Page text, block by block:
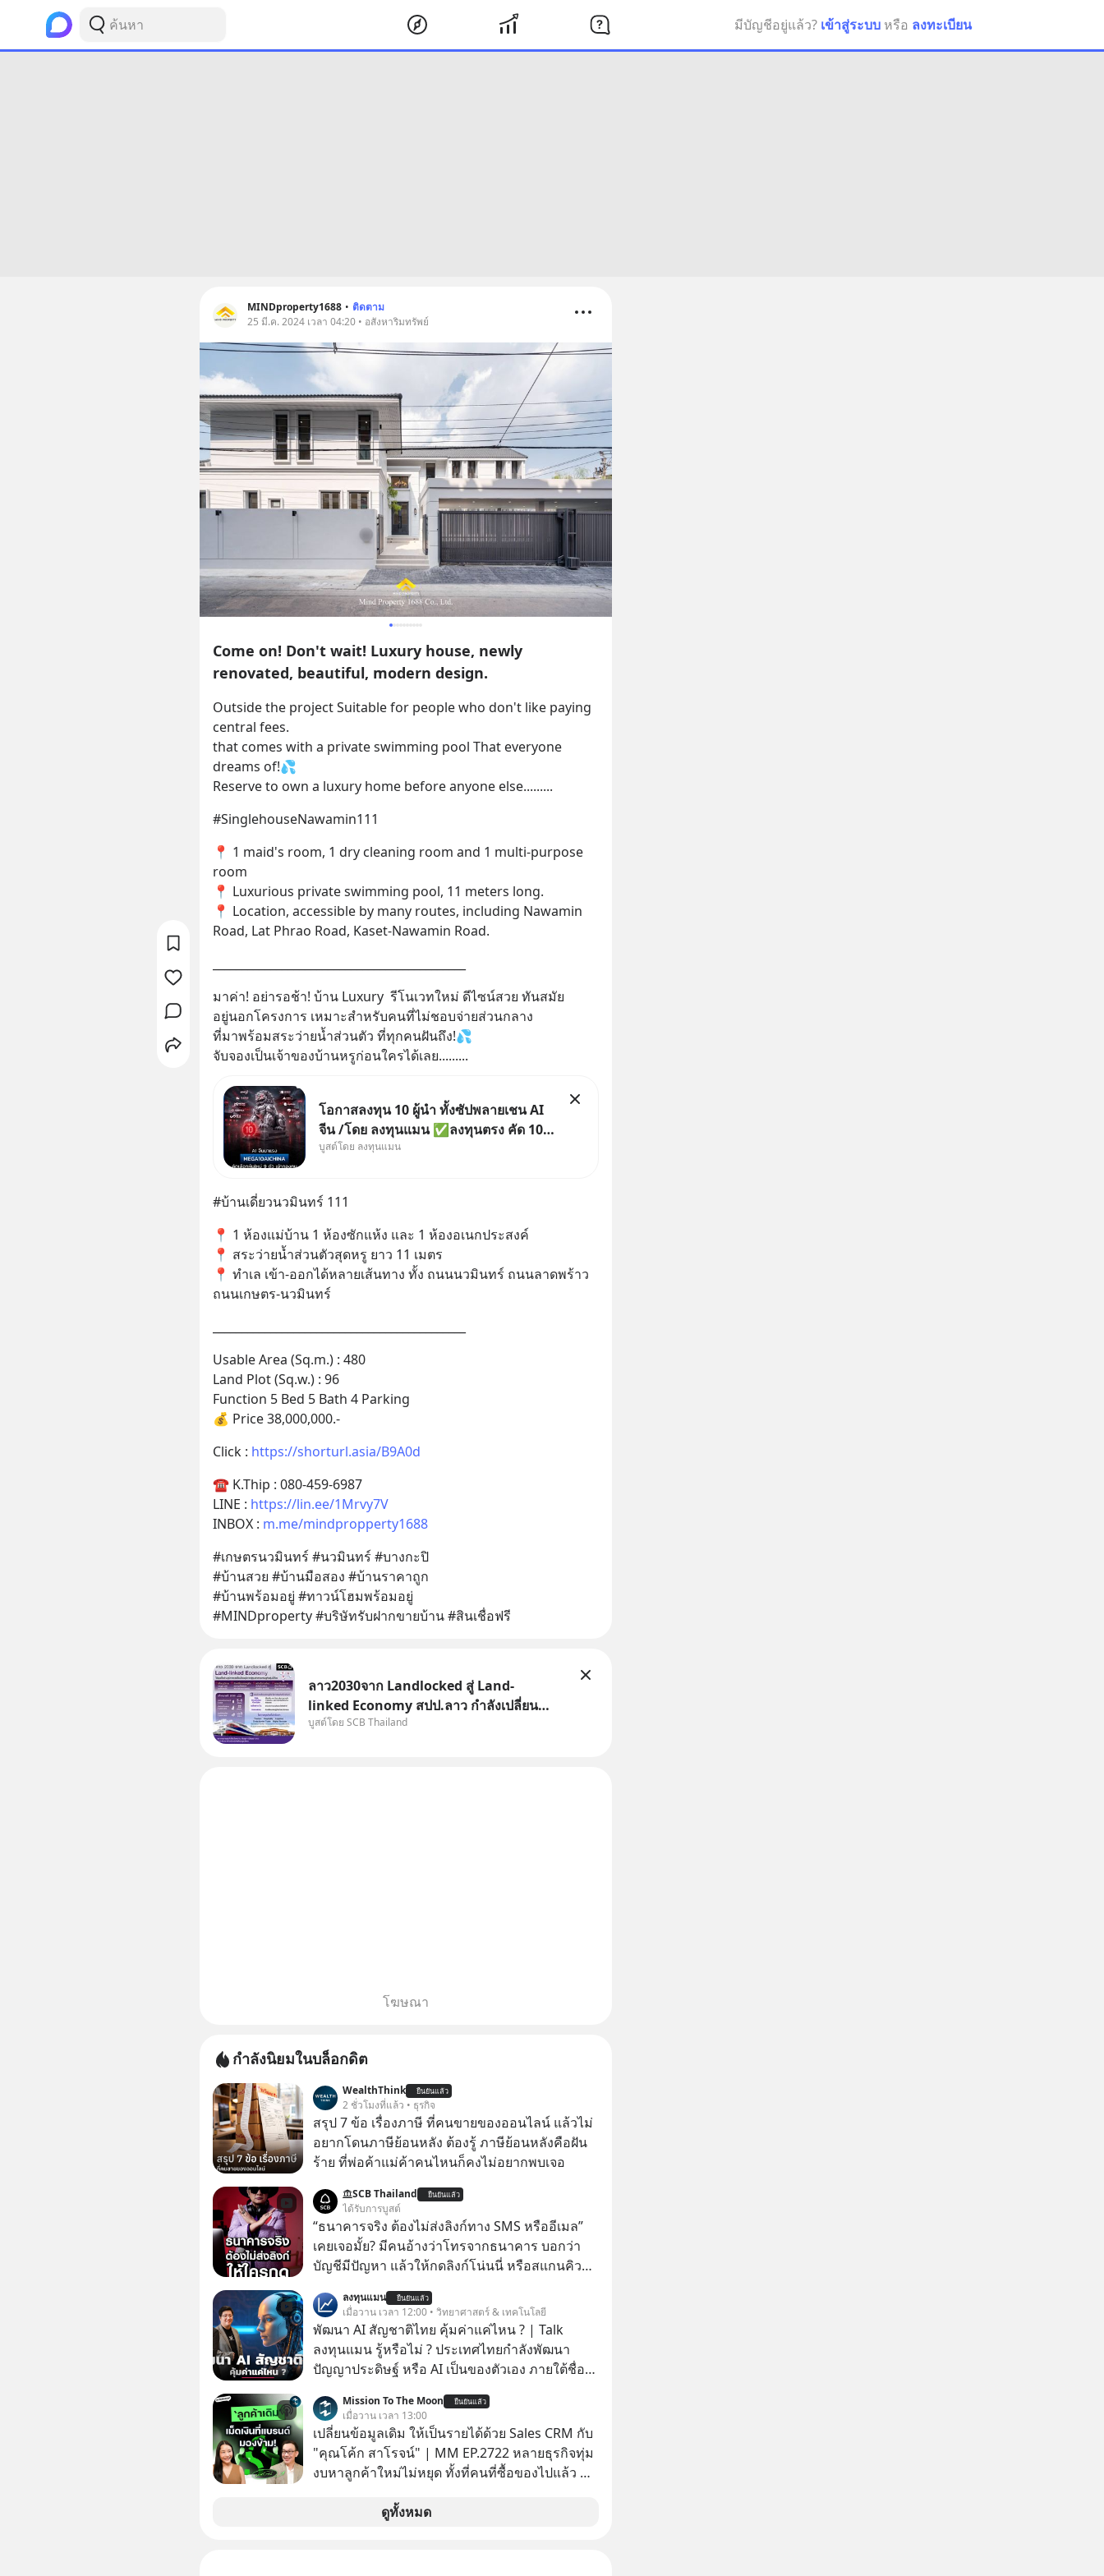
มีบัญชีอยู่แล้ว? เข้าสู่ระบบ หรือ ลงทะเบียน
MINDproperty1688 • ติดตาม
25 มี.ค. 2024 เวลา 04:20 • อสังหาริมทรัพย์
Come on! Don't wait! Luxury house, newly
renovated, beautiful, modern design.
Outside the project Suitable for people who don't like paying
central fees.
that comes with a private swimming pool That everyone
dreams of!💦
Reserve to own a luxury home before anyone else.........
#SinglehouseNawamin111
📍 1 maid's room, 1 dry cleaning room and 1 multi-purpose
room
📍 Luxurious private swimming pool, 11 meters long.
📍 Location, accessible by many routes, including Nawamin
Road, Lat Phrao Road, Kaset-Nawamin Road.
มาค่า! อย่ารอช้า! บ้าน Luxury  รีโนเวทใหม่ ดีไซน์สวย ทันสมัย
อยู่นอกโครงการ เหมาะสำหรับคนที่ไม่ชอบจ่ายส่วนกลาง
ที่มาพร้อมสระว่ายน้ำส่วนตัว ที่ทุกคนฝันถึง!💦
จับจองเป็นเจ้าของบ้านหรูก่อนใครได้เลย.........
โอกาสลงทุน 10 ผู้นำ ทั้งซัปพลายเชน AI
จีน /โดย ลงทุนแมน ✅ลงทุนตรง คัด 10
ผู้นำเน้น ๆ ในธีม AI จีน ✅คัดเลือกหุ้น
ความจำ โมเดล
บูสต์โดย ลงทุนแมน
#บ้านเดี่ยวนวมินทร์ 111
📍 1 ห้องแม่บ้าน 1 ห้องซักแห้ง และ 1 ห้องอเนกประสงค์
📍 สระว่ายน้ำส่วนตัวสุดหรู ยาว 11 เมตร
📍 ทำเล เข้า-ออกได้หลายเส้นทาง ทั้ง ถนนนวมินทร์ ถนนลาดพร้าว
ถนนเกษตร-นวมินทร์
Usable Area (Sq.m.) : 480
Land Plot (Sq.w.) : 96
Function 5 Bed 5 Bath 4 Parking
💰 Price 38,000,000.-
Click : https://shorturl.asia/B9A0d
☎ K.Thip : 080-459-6987
LINE : https://lin.ee/1Mrvy7V
INBOX : m.me/mindpropperty1688
#เกษตรนวมินทร์ #นวมินทร์ #บางกะปิ
#บ้านสวย #บ้านมือสอง #บ้านราคาถูก
#บ้านพร้อมอยู่ #ทาวน์โฮมพร้อมอยู่
#MINDproperty #บริษัทรับฝากขายบ้าน #สินเชื่อฟรี
ลาว2030จาก Landlocked สู่ Land-
linked Economy สปป.ลาว กำลังเปลี่ยน
บทบาทจาก “ประเทศทางผ่าน” สู่ “ศูนย์กลาง
บูสต์โดย SCB Thailand
โฆษณา
กำลังนิยมในบล็อกดิต
WealthThink ยืนยันแล้ว
2 ชั่วโมงที่แล้ว • ธุรกิจ
สรุป 7 ข้อ เรื่องภาษี ที่คนขายของออนไลน์ แล้วไม่
อยากโดนภาษีย้อนหลัง ต้องรู้ ภาษีย้อนหลังคือฝัน
ร้าย ที่พ่อค้าแม่ค้าคนไหนก็คงไม่อยากพบเจอ
SCB Thailand ยืนยันแล้ว
ได้รับการบูสต์
“ธนาคารจริง ต้องไม่ส่งลิงก์ทาง SMS หรืออีเมล”
เคยเจอมั้ย? มีคนอ้างว่าโทรจากธนาคาร บอกว่า
บัญชีมีปัญหา แล้วให้กดลิงก์โน่นนี่ หรือสแกนคิว
หลอกลวงในคราบความน่าเชื่อถือกันค่ะ #แก้เกม
กลโกง #ป้าเก๋าเล่ากลโกง #LivesSustainably #อยู่
อย่างยั่งยืน #CyberSecurity #ป้าเก๋า
#FraudEducation #FinancialLiteracy
ลงทุนแมน ยืนยันแล้ว
เมื่อวาน เวลา 12:00 • วิทยาศาสตร์ & เทคโนโลยี
พัฒนา AI สัญชาติไทย คุ้มค่าแค่ไหน ? | Talk
ลงทุนแมน รู้หรือไม่ ? ประเทศไทยกำลังพัฒนา
ปัญญาประดิษฐ์ หรือ AI เป็นของตัวเอง ภายใต้ชื่อ
AI ที่เข้าใจภาษาไทย และบริบททางสังคมไทยได้
เป็นอย่างดี คำถามคือ การลงมือพัฒนา AI ของ
ประเทศจะคุ้มค่าแค่ไหน ? และหลังจากนำ
ThaiLLM มาใช้จริง จะเกิดอะไรขึ้นกับสังคมไทย
ธุรกิจไทย และเศรษฐกิจไทยบ้าง ? ร่วมวิเคราะห์
เรื่องนี้ผ่านมุมมองของ ดร.อภิวดี ปิยธรรมรงค์ ผู้
เชี่ยวชาญอาวุโสด้านบูรณาการข้อมูลและปัญญา
Mission To The Moon ยืนยันแล้ว
เมื่อวาน เวลา 13:00
เปลี่ยนข้อมูลเดิม ให้เป็นรายได้ด้วย Sales CRM กับ
"คุณโค้ก สาโรจน์" | MM EP.2722 หลายธุรกิจทุ่ม
งบหาลูกค้าใหม่ไม่หยุด ทั้งที่คนที่ซื้อของไปแล้ว คือ
หายไปโดยไม่รู้ตัว ใน Mission To The Moon EP
ดูทั้งหมด